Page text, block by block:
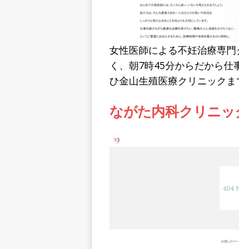
女性医師による不妊治療専
く、朝7時45分からだから
ひ金山生殖医療クリニックま
ながた内科クリニッ